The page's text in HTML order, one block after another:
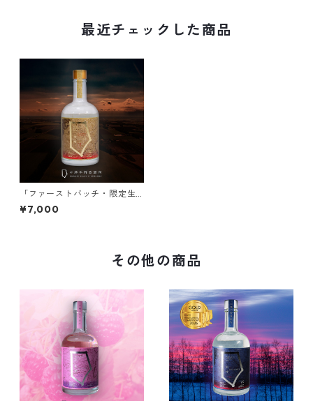
最近チェックした商品
「ファーストバッチ・限定生
産」明時（AKATOKI）LIMITE
D EDITION
¥7,000
その他の商品